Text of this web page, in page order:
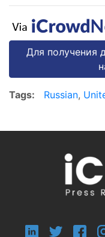
Для получения
Tags: Russian,